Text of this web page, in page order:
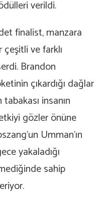
verildi.
finalist, manzara
çeşitli ve farklı
Brandon
çıkardığı dağlar
insanın
gözler önüne
Umman’ın
yakaladığı
sahip